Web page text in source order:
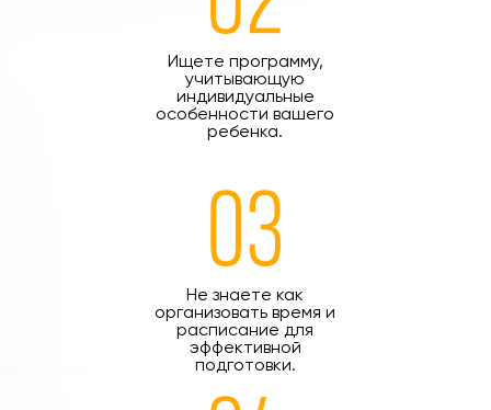
Не знаете как
организовать время и
расписание для
эффективной
подготовки.
Ищете программу,
учитывающую
индивидуальные
особенности вашего
ребенка.